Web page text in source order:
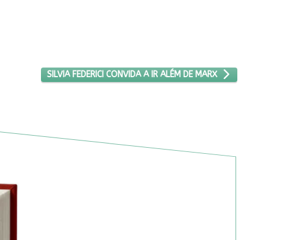
PRÓXIMO ARTIGO: SILVIA FEDERICI CONVIDA A IR ALÉM DE MARX
SILVIA FEDERICI CONVIDA A IR ALÉM DE MARX